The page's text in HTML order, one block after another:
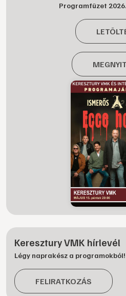
Programfüzet
Keresztury VMK hírlevél
Légy naprakész a
FELIRATKOZÁS